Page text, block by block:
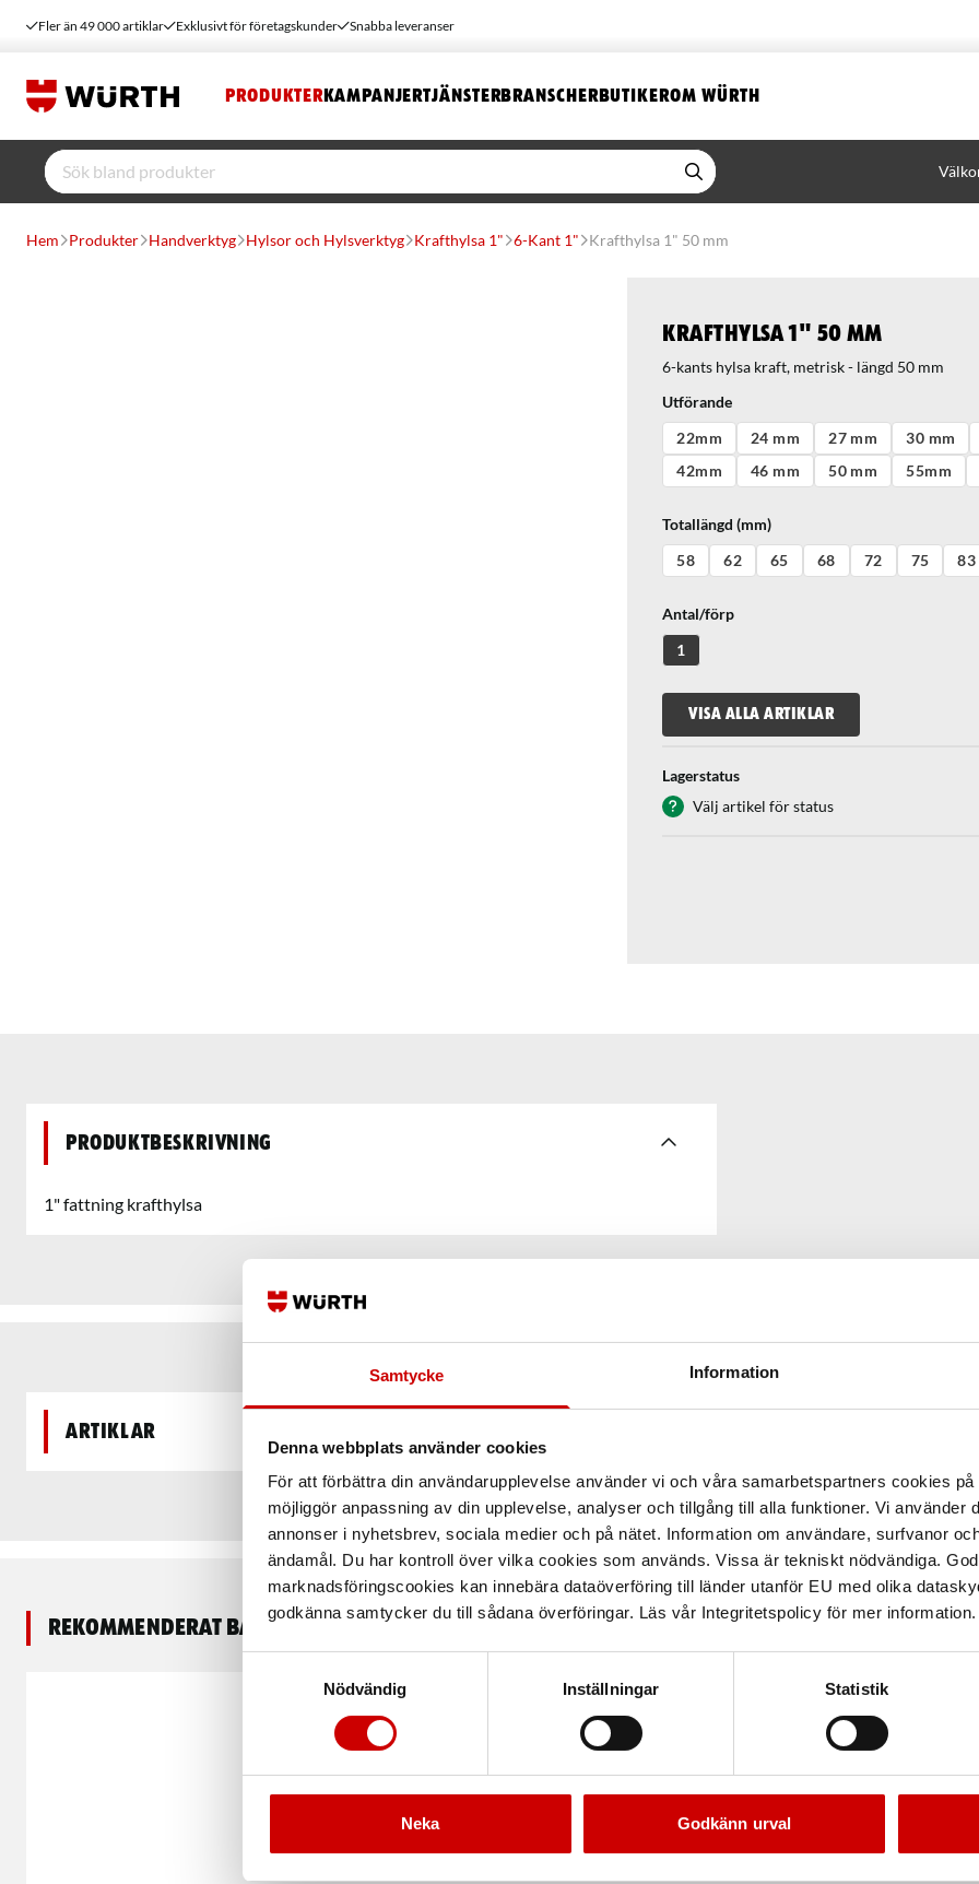
Samtycke Information
Denna webbplats använder cookies
För att förbättra din användarupplevelse använder vi och våra samarbetspartners cookies
möjliggör anpassning av din upplevelse, analyser och tillgång till alla funktioner. Vi använder
annonser i nyhetsbrev, sociala medier och på nätet. Information om användare, surfvanor
ändamål. Du har kontroll över vilka cookies som används. Vissa är tekniskt nödvändiga.
marknadsföringscookies kan innebära dataöverföring till länder utanför EU med olika
godkänna samtycker du till sådana överföringar. Läs vår Integritetspolicy för mer information.
Nödvändig
Inställningar Statistik
Neka Godkänn urval
Fler än 49 000 artiklar Exklusivt för företagskunder Snabba leveranser
PRODUKTER KAMPANJERTJÄNSTERBRANSCHERBUTIKEROM WÜRTH
Hem Produkter Handverktyg Hylsor och Hylsverktyg Krafthylsa 1" 6-Kant 1" Krafthylsa 1" 50 mm
Krafthylsa 1" 50 mm
6-kants hylsa kraft, metrisk - längd 50 mm
Utförande
22mm
24 mm 27 mm
30 mm
42mm
46 mm 50 mm 55mm
Totallängd (mm)
58
62 65 68 72 75 83
Antal/förp
1
VISA ALLA ARTIKLAR
Lagerstatus
Välj artikel för status
Produktbeskrivning
1" fattning krafthylsa
Artiklar
Rekommenderat baserat på vald produkt